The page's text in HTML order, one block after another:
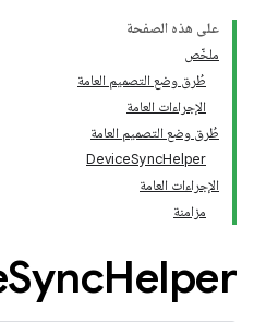
على هذه الصفحة
ملخّص
طُرق وضع التصميم العامة
الإجراءات العامة
طُرق وضع التصميم العامة
DeviceSyncHelper
الإجراءات العامة
مزامنة
SyncHelper